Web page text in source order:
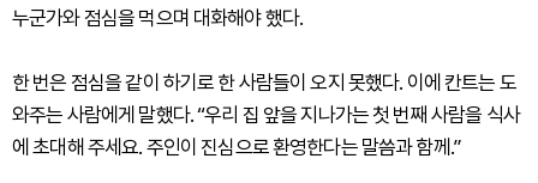
누군가와 점심을 먹으며 대화해야 했다.
한 번은 점심을 같이 하기로 한 사람들이 오지 못했다. 이에 칸트는 도
와주는 사람에게 말했다. “우리 집 앞을 지나가는 첫 번째 사람을 식사
에 초대해 주세요. 주인이 진심으로 환영한다는 말씀과 함께.”